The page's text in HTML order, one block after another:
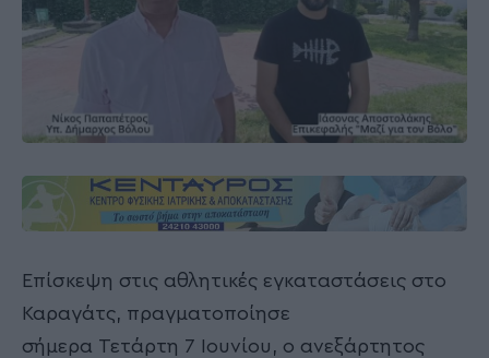
Επίσκεψη στις αθλητικές εγκαταστάσεις στο
Καραγάτς, πραγματοποίησε
σήμερα Τετάρτη 7 Ιουνίου, ο ανεξάρτητος